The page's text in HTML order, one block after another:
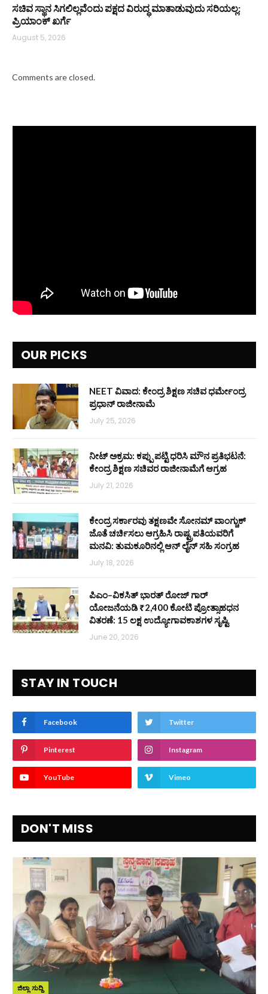
ಸಚಿವ ಸ್ಥಾನ ಸಿಗಲಿಲ್ಲವೆಂದು ಪಕ್ಷದ ವಿರುದ್ಧ ಮಾತಾಡುವುದು ಸರಿಯಲ್ಲ:
ಪ್ರಿಯಾಂಕ್ ಖರ್ಗೆ
August 5, 2026
Comments are closed.
OUR PICKS
NEET ವಿವಾದ: ಕೇಂದ್ರ ಶಿಕ್ಷಣ ಸಚಿವ ಧರ್ಮೇಂದ್ರ
ಪ್ರಧಾನ್ ರಾಜೀನಾಮೆ
July 25, 2026
ನೀಟ್ ಅಕ್ರಮ: ಕಪ್ಪು ಪಟ್ಟಿ ಧರಿಸಿ ಮೌನ ಪ್ರತಿಭಟನೆ:
ಕೇಂದ್ರ ಶಿಕ್ಷಣ ಸಚಿವರ ರಾಜೀನಾಮೆಗೆ ಆಗ್ರಹ
July 21, 2026
ಕೇಂದ್ರ ಸರ್ಕಾರವು ತಕ್ಷಣವೇ ಸೋನಮ್ ವಾಂಗ್ಚುಕ್
ಜೊತೆ ಚರ್ಚಿಸಲು ಆಗ್ರಹಿಸಿ ರಾಷ್ಟ್ರಪತಿಯವರಿಗೆ
ಮನವಿ: ತುಮಕೂರಿನಲ್ಲಿ ಆನ್‌ ಲೈನ್ ಸಹಿ ಸಂಗ್ರಹ
July 18, 2026
ಪಿಎಂ–ವಿಕಸಿತ್ ಭಾರತ್ ರೋಜ್‌ ಗಾರ್
ಯೋಜನೆಯಡಿ ₹2,400 ಕೋಟಿ ಪ್ರೋತ್ಸಾಹಧನ
ವಿತರಣೆ: 15 ಲಕ್ಷ ಉದ್ಯೋಗಾವಕಾಶಗಳ ಸೃಷ್ಟಿ
June 20, 2026
STAY IN TOUCH
Facebook Twitter
Pinterest Instagram
YouTube Vimeo
DON'T MISS
ಜಿಲ್ಲಾ ಸುದ್ದಿ